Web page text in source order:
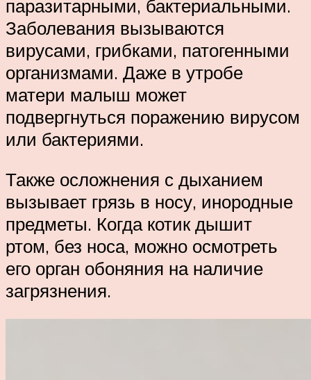
паразитарными, бактериальными.
Заболевания вызываются
вирусами, грибками, патогенными
организмами. Даже в утробе
матери малыш может
подвергнуться поражению вирусом
или бактериями.
Также осложнения с дыханием
вызывает грязь в носу, инородные
предметы. Когда котик дышит
ртом, без носа, можно осмотреть
его орган обоняния на наличие
загрязнения.